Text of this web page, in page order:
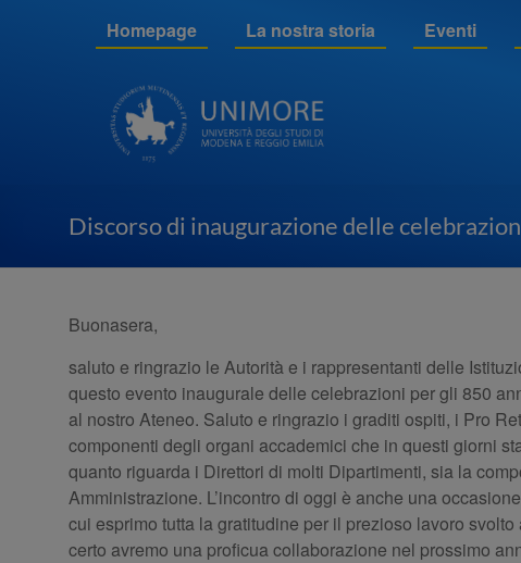
Ottocentocinquantesimo
dell'Università di
Modena
Homepage La nostra storia Eventi
Discorso di inaugurazione delle
Buonasera,
saluto e ringrazio le Autorità e i rappresentanti delle
questo evento inaugurale delle celebrazioni per gli 850
al nostro Ateneo. Saluto e ringrazio i graditi ospiti, i Pro
componenti degli organi accademici che in questi giorni
quanto riguarda i Direttori di molti Dipartimenti, sia la
Amministrazione. L’incontro di oggi è anche una
cui esprimo tutta la gratitudine per il prezioso lavoro
certo avremo una proficua collaborazione nel prossimo